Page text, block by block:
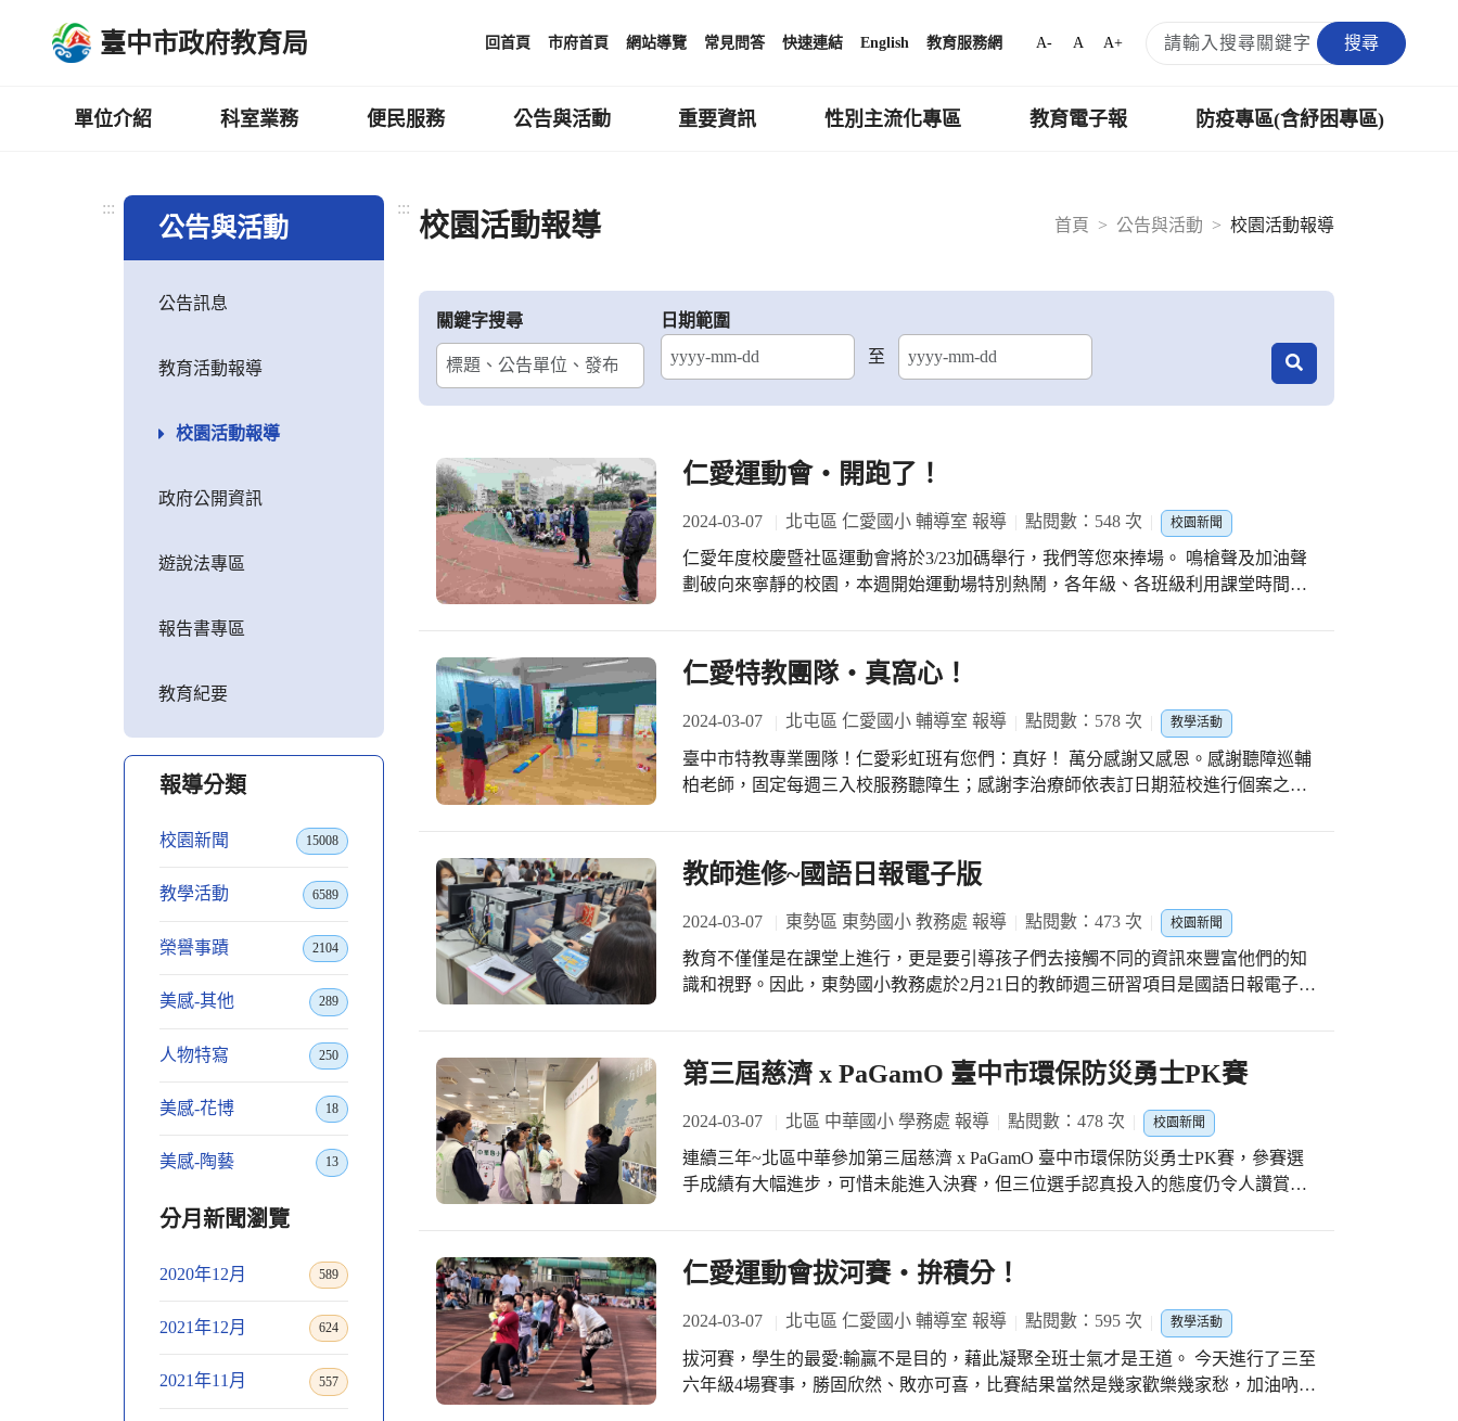
臺中市政府教育局 回首頁 市府首頁 網站導覽 常見問答 快速連結 English 教育服務網 A- A A+ 搜尋
單位介紹 科室業務 便民服務 公告與活動 重要資訊 性別主流化專區 教育電子報 防疫專區(含紓困專區)
:::
公告與活動
公告訊息
教育活動報導
校園活動報導
政府公開資訊
遊說法專區
報告書專區
教育紀要
報導分類
校園新聞 15008
教學活動 6589
榮譽事蹟 2104
美感-其他 289
人物特寫 250
美感-花博 18
美感-陶藝 13
分月新聞瀏覽
2020年12月 589
2021年12月 624
2021年11月 557
:::
首頁
公告與活動 校園活動報導
校園活動報導
關鍵字搜尋
日期範圍
至
結束日期
仁愛運動會‧開跑了！
2024-03-07 北屯區 仁愛國小 輔導室 報導 點閱數：548 次 校園新聞
仁愛年度校慶暨社區運動會將於3/23加碼舉行，我們等您來捧場。 鳴槍聲及加油聲
劃破向來寧靜的校園，本週開始運動場特別熱鬧，各年級、各班級利用課堂時間進
方。 上午外操場進行的是三至六年級的60公尺、100公尺及200公尺的個人預賽，從
熱身操、分配跑道到正式比賽，級任老師和裁判們忙得不亦樂乎，擔任裁判的老師
們由專業的松育及惠婷兩位體育老師說明示範中，率先完成裁判講習，按馬錶、終
點錄影、黑白旗、判名次…，每個環節都案正式比賽施行，就是要讓學生習得徑賽
規則及執法實務，言教與身教合一了。 全程參與的施校長表示：運動會重視參與，
大家在參與過程中享受運動所帶來的樂趣，感謝級任全程投入、學務處縝密規劃、
仁愛特教團隊‧真窩心！
2024-03-07 北屯區 仁愛國小 輔導室 報導 點閱數：578 次 教學活動
臺中市特教專業團隊！仁愛彩虹班有您們：真好！ 萬分感謝又感恩。感謝聽障巡輔
柏老師，固定每週三入校服務聽障生；感謝李治療師依表訂日期蒞校進行個案之語
師分享專業經驗，敬業精神令人感佩啊！ 學校彩虹班學生是全校共同的寶貝，特教
老師定期提送疑似個案參與全市鑑定作業，透過專業評估與診斷後，給予學生正
名，判定結果若是非特教生、疑似或再觀察者，則不用接受特教團隊及個別化(IEP)
合教育時潮中，這群專業團隊夥伴總是不辭辛勞，依約準時出現在孩子面前，服務
本校有個別需求的學生，讓這份大愛卻綿延不斷，非常窩心又感恩，真的非常感謝
教師進修~國語日報電子版
2024-03-07 東勢區 東勢國小 教務處 報導 點閱數：473 次 校園新聞
教育不僅僅是在課堂上進行，更是要引導孩子們去接觸不同的資訊來豐富他們的知
識和視野。因此，東勢國小教務處於2月21日的教師週三研習項目是國語日報電子版
容，比如輔助閱讀材料、兒童故事和學習資源等。這些資源對於教學有很大的幫
助，老師們可以利用這些內容來豐富課堂教學，激發孩子們對知識的興趣，提高他
們的學習效果。 另外，國語日報電子版的互動性讓人感到驚喜。在研習中，了解到
孩子們可以透過在網站上留言或參與討論，與其他讀者交流和分享自己的看法。這
種互動不僅可以培養孩子們的表達能力和溝通能力，還可以讓他們學會尊重他人的
觀點，擴展他們的思維視野。 身為一名教師，需深知現代孩子們生活在一個充滿數
資源來引導孩子們主動學習，提高他們的訊息素養和數位素養，為學生提供更加豐
第三屆慈濟 x PaGamO 臺中市環保防災勇士PK賽
2024-03-07 北區 中華國小 學務處 報導 點閱數：478 次 校園新聞
連續三年~北區中華參加第三屆慈濟 x PaGamO 臺中市環保防災勇士PK賽，參賽選
手成績有大幅進步，可惜未能進入決賽，但三位選手認真投入的態度仍令人讚賞。
仁愛運動會拔河賽‧拚積分！
2024-03-07 北屯區 仁愛國小 輔導室 報導 點閱數：595 次 教學活動
拔河賽，學生的最愛:輸贏不是目的，藉此凝聚全班士氣才是王道。 今天進行了三至
六年級4場賽事，勝固欣然、敗亦可喜，比賽結果當然是幾家歡樂幾家愁，加油吶喊